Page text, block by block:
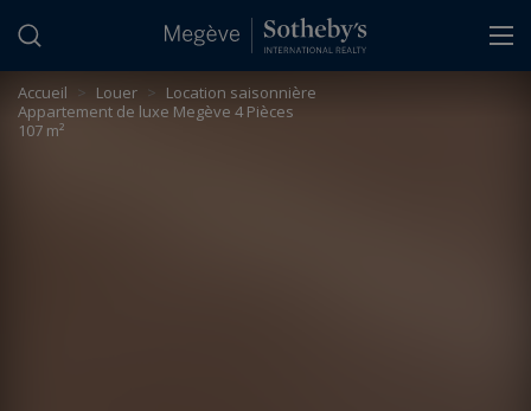
Accueil > Louer > Location saisonnière
Appartement de luxe Megève 4 Pièces
107 m²